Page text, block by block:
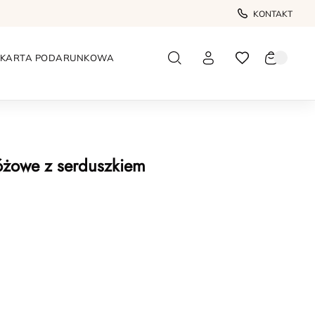
KONTAKT
KARTA PODARUNKOWA
z serduszkiem